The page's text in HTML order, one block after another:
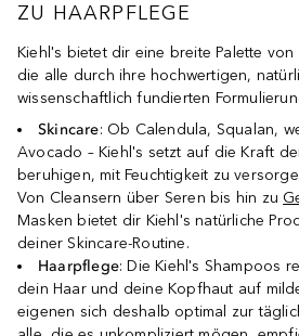
ZU HAARPFLEGE
Kiehl's bietet dir eine breite Palette
die alle durch ihre hochwertigen,
wissenschaftlich fundierten
Skincare: Ob Calendula, Squalan,
Avocado – Kiehl's setzt auf die Kraft
beruhigen, mit Feuchtigkeit zu
Von Cleansern über Seren bis hin zu
Masken bietet dir Kiehl's natürliche
deiner Skincare-Routine.
Haarpflege: Die Kiehl's Shampoos
dein Haar und deine Kopfhaut auf
eigenen sich deshalb optimal zur